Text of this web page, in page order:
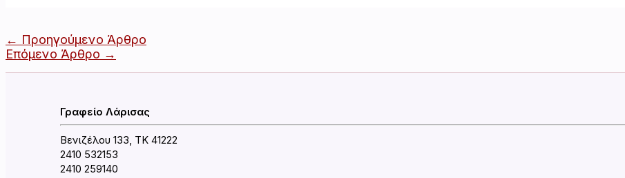
Πλοήγηση
άρθρων
← Προηγούμενο Άρθρο
Επόμενο Άρθρο →
Γραφείο Λάρισας
Βενιζέλου 133, ΤΚ 41222
2410 532153
2410 259140